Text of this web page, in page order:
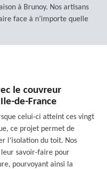
à Brunoy. Nos artisans
face à n’importe quelle
le couvreur
de-France
celui-ci atteint ces vingt
ce projet permet de
l’isolation du toit. Nos
leur savoir-faire pour
pourvoyant ainsi la